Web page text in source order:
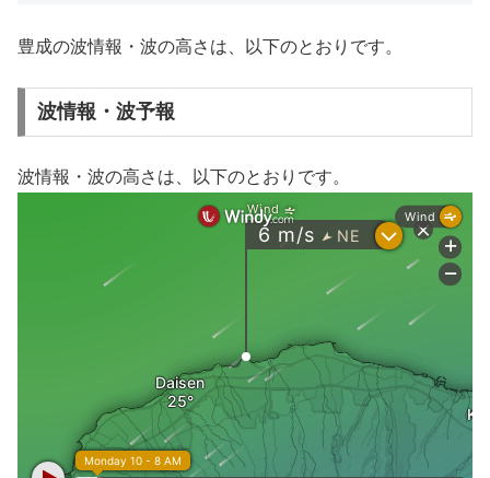
豊成の波情報・波の高さは、以下のとおりです。
波情報・波予報
波情報・波の高さは、以下のとおりです。